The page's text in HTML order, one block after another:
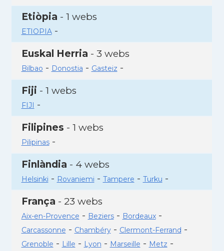
Etiòpia - 1 webs
ETIOPIA-
Euskal Herria - 3 webs
Bilbao - Donostia - Gasteiz -
Fiji - 1 webs
FIJI -
Filipines - 1 webs
Pilipinas-
Finlàndia - 4 webs
Helsinki - Rovaniemi - Tampere - Turku -
França - 23 webs
Aix-en-Provence - Beziers- Bordeaux-
Carcassonne - Chambéry- Clermont-Ferrand -
Grenoble - Lille - Lyon - Marseille - Metz -